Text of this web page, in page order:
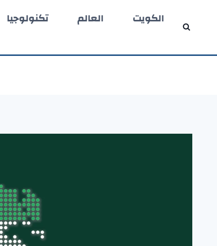
المحتوى
الكويت العالم تكنولوجيا